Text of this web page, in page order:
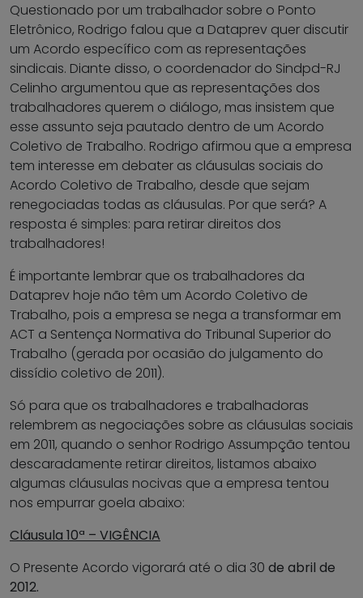
Questionado por um trabalhador sobre o Ponto
Eletrônico, Rodrigo falou que a Dataprev quer discutir
um Acordo específico com as representações
sindicais. Diante disso, o coordenador do Sindpd-RJ
Celinho argumentou que as representações dos
trabalhadores querem o diálogo, mas insistem que
esse assunto seja pautado dentro de um Acordo
Coletivo de Trabalho. Rodrigo afirmou que a empresa
tem interesse em debater as cláusulas sociais do
Acordo Coletivo de Trabalho, desde que sejam
renegociadas todas as cláusulas. Por que será? A
resposta é simples: para retirar direitos dos
trabalhadores!
É importante lembrar que os trabalhadores da
Dataprev hoje não têm um Acordo Coletivo de
Trabalho, pois a empresa se nega a transformar em
ACT a Sentença Normativa do Tribunal Superior do
Trabalho (gerada por ocasião do julgamento do
dissídio coletivo de 2011).
Só para que os trabalhadores e trabalhadoras
relembrem as negociações sobre as cláusulas sociais
em 2011, quando o senhor Rodrigo Assumpção tentou
descaradamente retirar direitos, listamos abaixo
algumas cláusulas nocivas que a empresa tentou
nos empurrar goela abaixo:
Cláusula 10ª – VIGÊNCIA
O Presente Acordo vigorará até o dia 30 de abril de
2012.